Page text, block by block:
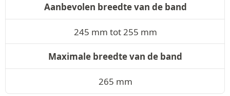
Aanbevolen breedte van de band
245 mm tot 255 mm
Maximale breedte van de band
265 mm